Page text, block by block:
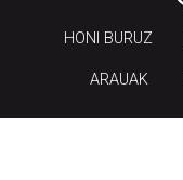
HONI BURUZ
ARAUAK